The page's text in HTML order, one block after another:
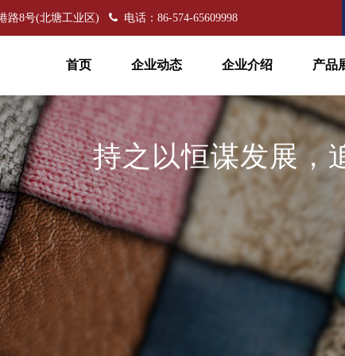
路8号(北塘工业区) 电话：86-574-65609998
首页 企业动态 企业介绍 产品
持之以恒谋发展，